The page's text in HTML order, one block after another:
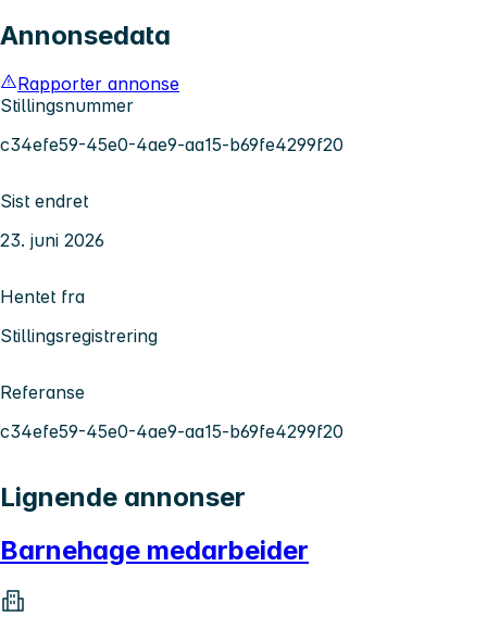
Annonsedata
Rapporter annonse
Stillingsnummer
c34efe59-45e0-4ae9-aa15-b69fe4299f20
Sist endret
23. juni 2026
Hentet fra
Stillingsregistrering
Referanse
c34efe59-45e0-4ae9-aa15-b69fe4299f20
Lignende annonser
Barnehage medarbeider